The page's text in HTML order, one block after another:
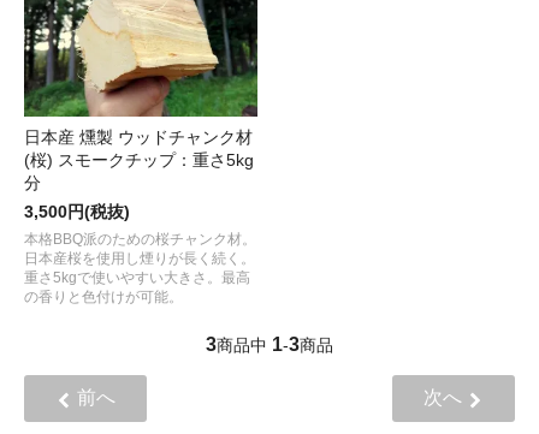
日本産 燻製 ウッドチャンク材
(桜) スモークチップ：重さ5kg
分
3,500円(税抜)
本格BBQ派のための桜チャンク材。
日本産桜を使用し煙りが長く続く。
重さ5kgで使いやすい大きさ。最高
の香りと色付けが可能。
3商品中 1-3商品
前へ 次へ